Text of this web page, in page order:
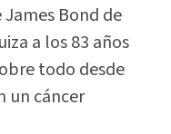
Bond de
a los 83 años
todo desde
un cáncer